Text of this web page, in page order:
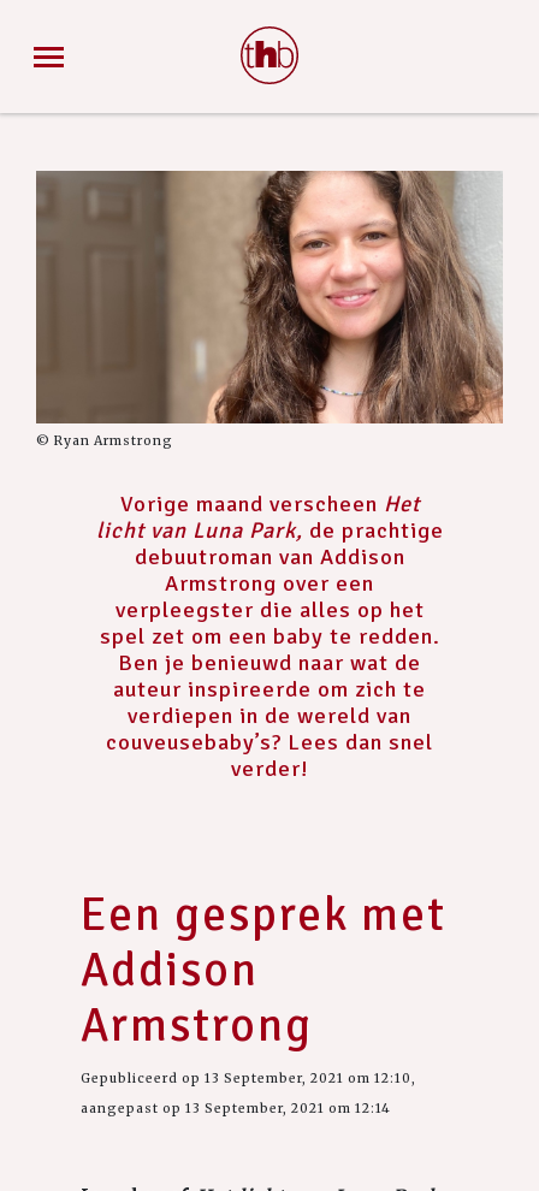
© Ryan Armstrong
Vorige maand verscheen Het
licht van Luna Park, de prachtige
debuutroman van Addison
Armstrong over een
verpleegster die alles op het
spel zet om een baby te redden.
Ben je benieuwd naar wat de
auteur inspireerde om zich te
verdiepen in de wereld van
couveusebaby’s? Lees dan snel
verder!
Een gesprek met
Addison
Armstrong
Gepubliceerd op 13 September, 2021 om 12:10,
aangepast op 13 September, 2021 om 12:14